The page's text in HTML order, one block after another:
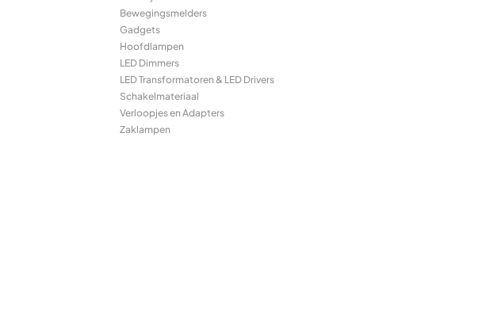
Bewegingsmelders
Gadgets
Hoofdlampen
LED Dimmers
LED Transformatoren & LED Drivers
Schakelmateriaal
Verloopjes en Adapters
Zaklampen